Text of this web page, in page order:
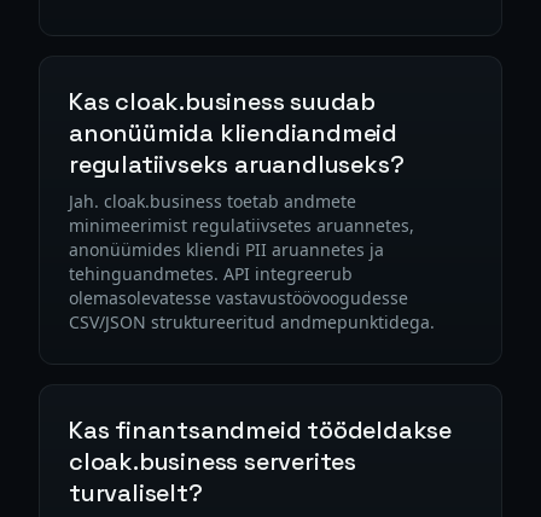
Kas cloak.business suudab
anonüümida kliendiandmeid
regulatiivseks aruandluseks?
Jah. cloak.business toetab andmete
minimeerimist regulatiivsetes aruannetes,
anonüümides kliendi PII aruannetes ja
tehinguandmetes. API integreerub
olemasolevatesse vastavustöövoogudesse
CSV/JSON struktureeritud andmepunktidega.
Kas finantsandmeid töödeldakse
cloak.business serverites
turvaliselt?